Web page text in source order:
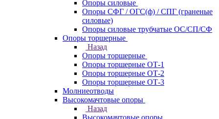
Опоры силовые
Опоры СФГ / ОГС(ф) / СПГ (граненые
силовые)
Опоры силовые трубчатые ОС/СП/СФ
Опоры торшерные
Назад
Опоры торшерные
Опоры торшерные ОТ-1
Опоры торшерные ОТ-2
Опоры торшерные ОТ-3
Молниеотводы
Высокомачтовые опоры
Назад
Высокомачтовые опоры